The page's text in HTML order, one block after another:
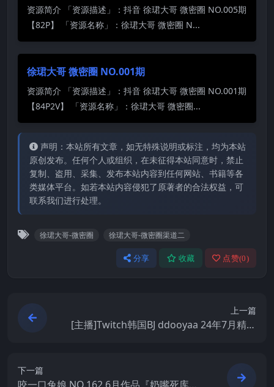
资源简介 「资源描述」：抖音 徐珺大哥 微密圈 NO.005期
【82P】 「资源名称」：徐珺大哥 微密圈 N...
徐珺大哥 微密圈 NO.001期
资源简介 「资源描述」：抖音 徐珺大哥 微密圈 NO.001期
【84P2V】 「资源名称」：徐珺大哥 微密圈...
声明：本站所有文章，如无特殊说明或标注，均为本站
原创发布。任何个人或组织，在未征得本站同意时，禁止
复制、盗用、采集、发布本站内容到任何网站、书籍等各
类媒体平台。如若本站内容侵犯了原著者的合法权益，可
联系我们进行处理。
徐珺大哥-微密圈 徐珺大哥-微密圈渠道二
分享 收藏 点赞(0)
上一篇
[主播]Twitch韩国BJ ddooyaa 24年7月精选
下一篇